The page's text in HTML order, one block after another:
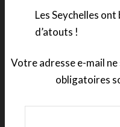
Les Seychelles ont
d’atouts !
Votre adresse e-mail ne
obligatoires